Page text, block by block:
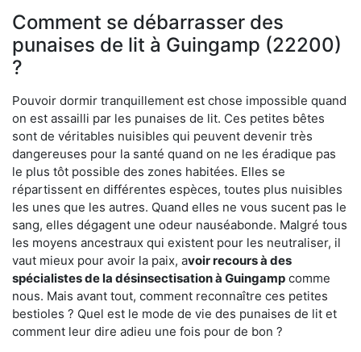
Comment se débarrasser des
punaises de lit à Guingamp (22200)
?
Pouvoir dormir tranquillement est chose impossible quand
on est assailli par les punaises de lit. Ces petites bêtes
sont de véritables nuisibles qui peuvent devenir très
dangereuses pour la santé quand on ne les éradique pas
le plus tôt possible des zones habitées. Elles se
répartissent en différentes espèces, toutes plus nuisibles
les unes que les autres. Quand elles ne vous sucent pas le
sang, elles dégagent une odeur nauséabonde. Malgré tous
les moyens ancestraux qui existent pour les neutraliser, il
vaut mieux pour avoir la paix, avoir recours à des
spécialistes de la désinsectisation à Guingamp comme
nous. Mais avant tout, comment reconnaître ces petites
bestioles ? Quel est le mode de vie des punaises de lit et
comment leur dire adieu une fois pour de bon ?